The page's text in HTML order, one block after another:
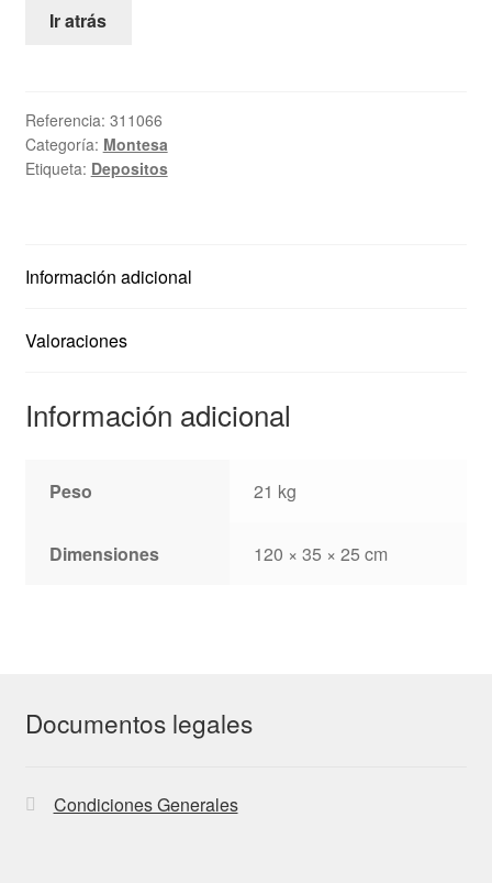
Montesa
cantidad
Ir atrás
Referencia: 311066
Categoría: Montesa
Etiqueta: Depositos
Información adicional
Valoraciones
Información adicional
Peso 21 kg
Dimensiones 120 × 35 × 25 cm
Documentos legales
Condiciones Generales